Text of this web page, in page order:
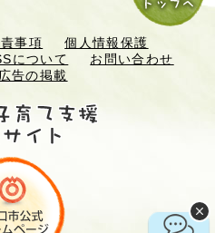
事項
個人情報保護
について
お問い合わせ
告の掲載